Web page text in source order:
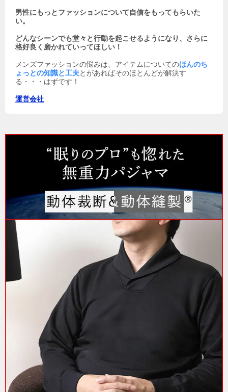
男性にもっとファッションについて自信をもってもらいた
い。
どんなシーンでも堂々と行動を起こせるようになり、さらに
格好良く磨かれていってほしい！
メンズファッションの悩みは、アイテムについてのほんのち
ょっとの知識と工夫とがあればそのほとんどが解決す
る・・・はずです！
運営会社